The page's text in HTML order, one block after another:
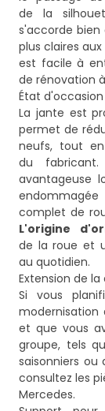
de la
s'accorde
plus claires
est facile à
de rénovation
État
La jante est
permet de
neufs, tout
du
avantageuse
complet de
L'origine
de la roue et
au quotidien.
Extension de
Si vous
modernisation
et que vous
groupe, tels
saisonniers ou
consultez les
Mercedes.